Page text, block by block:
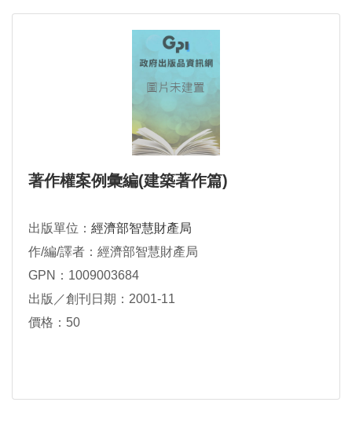
著作權案例彙編(建築著作篇)
出版單位： 經濟部智慧財產局
作/編/譯者：經濟部智慧財產局
GPN：1009003684
出版／創刊日期：2001-11
價格：50